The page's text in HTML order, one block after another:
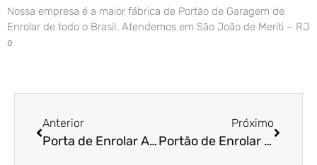
Nossa empresa é a maior fábrica de Portão de Garagem de
Enrolar de todo o Brasil. Atendemos em São João de Meriti – RJ
e
Anterior
Porta de Enrolar Automática em São Vicente – SP
Próximo
Portão de Enrolar em Americana – SP